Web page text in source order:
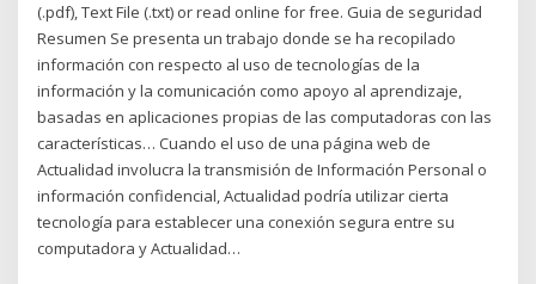
(.pdf), Text File (.txt) or read online for free. Guia de seguridad
Resumen Se presenta un trabajo donde se ha recopilado
información con respecto al uso de tecnologías de la
información y la comunicación como apoyo al aprendizaje,
basadas en aplicaciones propias de las computadoras con las
características… Cuando el uso de una página web de
Actualidad involucra la transmisión de Información Personal o
información confidencial, Actualidad podría utilizar cierta
tecnología para establecer una conexión segura entre su
computadora y Actualidad…